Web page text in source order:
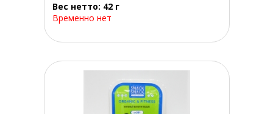
Вес нетто: 42 г
Временно нет